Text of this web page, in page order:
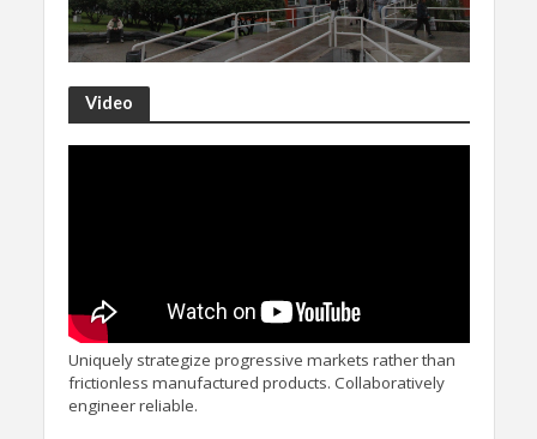
Video
Uniquely strategize progressive markets rather than
frictionless manufactured products. Collaboratively
engineer reliable.